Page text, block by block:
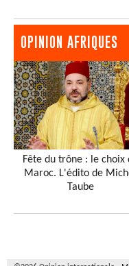
OPINION AFRIQUES
Fête du trône : le choix
Maroc. L'édito de
Taube